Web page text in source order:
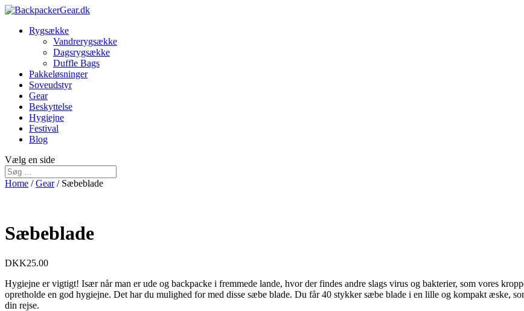
Rygsække
Vandrerygsække
Dagsrygsække
Duffle Bags
Pakkeløsninger
Soveudstyr
Gear
Beskyttelse
Hygiejne
Festival
Blog
Vælg en side
Home /Gear/ Sæbeblade
Sæbeblade
DKK25.00
Hygiejne er vigtigt! Især når man er ude og backpacke i fremmede lande, hvor der findes andre slags virus og bakterier, som vores
opretholde en god hygiejne. Det har du mulighed for med disse sæbe blade. Du får 40 stykker sæbe blade i en lille og kompakt æske,
din rejse.